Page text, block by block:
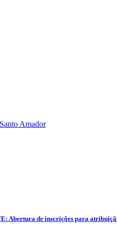
Amador
Abertura de inscrições para